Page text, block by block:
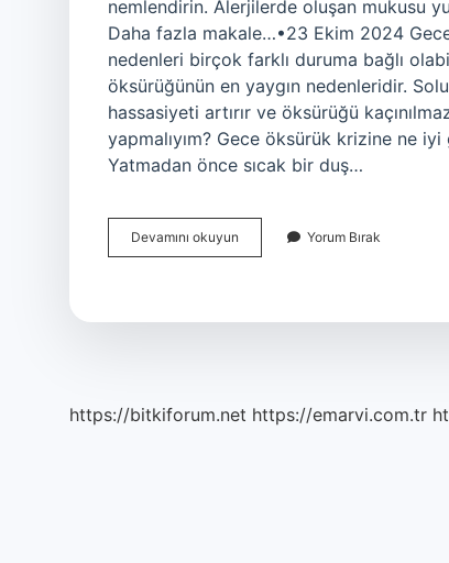
nemlendirin. Alerjilerde oluşan mukusu
Daha fazla makale…•23 Ekim 2024
nedenleri birçok farklı duruma bağlı
öksürüğünün en yaygın nedenleridir.
hassasiyeti artırır ve öksürüğü
yapmalıyım? Gece öksürük krizine ne iyi
Yatmadan önce sıcak bir duş…
Devamını okuyun
Öksürük
Yorum Bırak
https://bitkiforum.net https://emarvi.com.tr